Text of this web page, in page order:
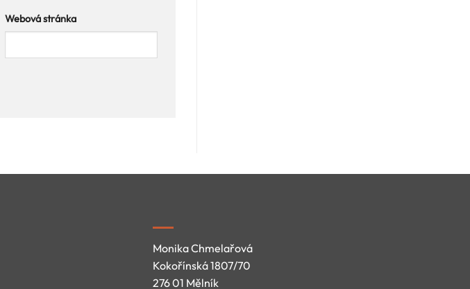
Webová stránka
Monika Chmelařová
Kokořínská 1807/70
276 01 Mělník